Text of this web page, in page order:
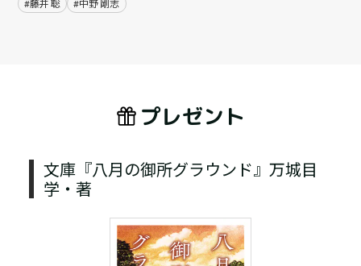
#藤井 聡 #中野 剛志
プレゼント
文庫『八月の御所グラウンド』万城目
学・著